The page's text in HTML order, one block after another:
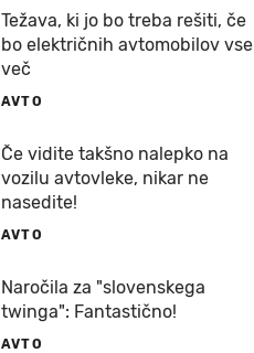
Težava, ki jo bo treba rešiti, če
bo električnih avtomobilov vse
več
AVTO
Če vidite takšno nalepko na
vozilu avtovleke, nikar ne
nasedite!
AVTO
Naročila za "slovenskega
twinga": Fantastično!
AVTO